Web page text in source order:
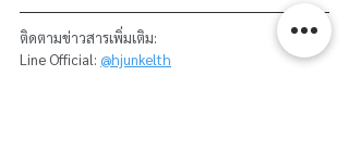
ติดตามข่าวสารเพิ่มเติม:
Line Official: @hjunkelth